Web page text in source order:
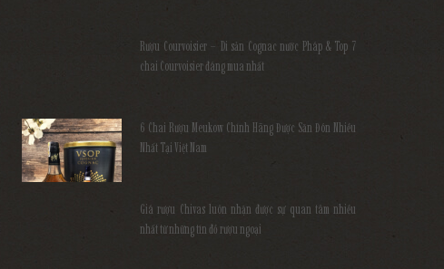
Rượu Courvoisier – Di sản Cognac nước Pháp & Top 7
chai Courvoisier đáng mua nhất
6 Chai Rượu Meukow Chính Hãng Được Săn Đón Nhiều
Nhất Tại Việt Nam
Giá rượu Chivas luôn nhận được sự quan tâm nhiều
nhất từ những tín đồ rượu ngoại